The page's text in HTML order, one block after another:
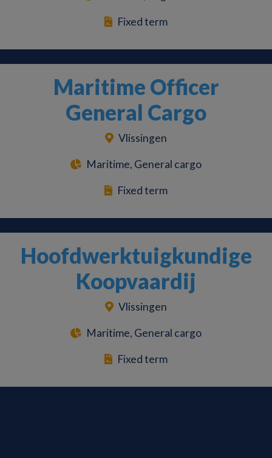
Fixed term
Maritime Officer
General Cargo
Vlissingen
Maritime, General cargo
Fixed term
Hoofdwerktuigkundige
Koopvaardij
Vlissingen
Maritime, General cargo
Fixed term